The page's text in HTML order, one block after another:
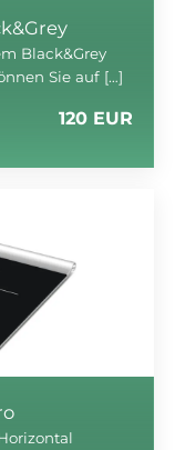
Black&Grey
Sie auf […]
120 EUR